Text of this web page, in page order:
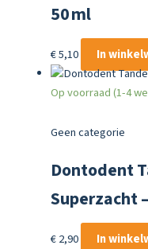
50 ml
€5,10 In
Op voorraad (1-4
Geen categorie
Dontodent
Superzacht
€2,90 In